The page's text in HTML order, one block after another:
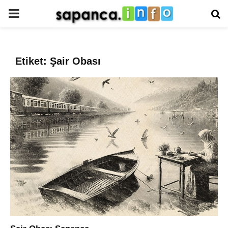
PRIMARY
Etiket: Şair Obası